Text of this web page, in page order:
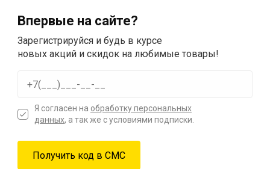
Впервые на сайте?
Зарегистрируйся и будь в курсе
новых акций и скидок на любимые товары!
Я согласен на обработку персональных
данных, а так же с условиями подписки.